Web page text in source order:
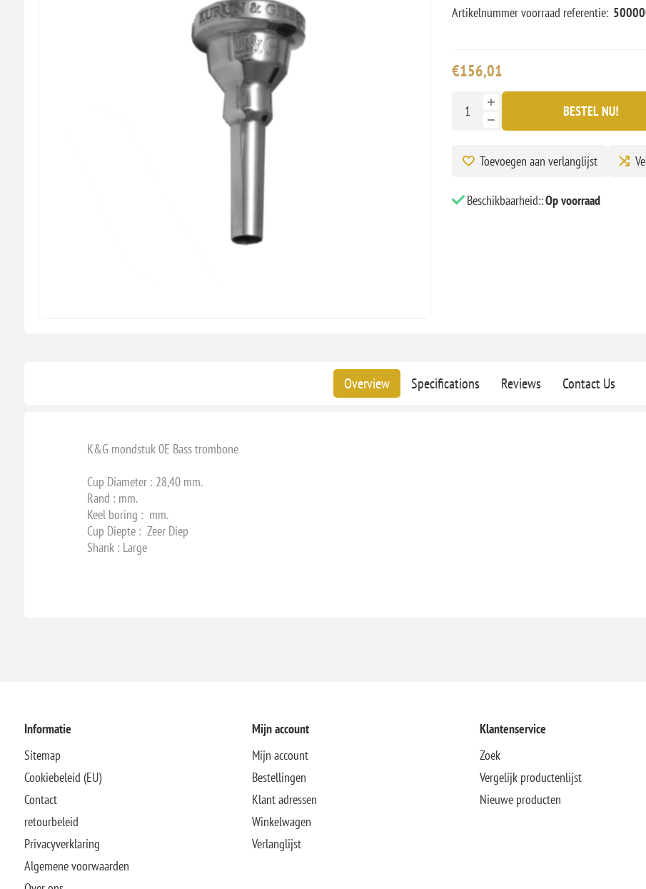
Artikelnummer voorraad referentie:
€156,01
BESTEL NU!
Toevoegen aan verlanglijst
Beschikbaarheid::Op voorraad
Overview Specifications Reviews Contact Us
K&G mondstuk 0E Bass trombone
Cup Diameter : 28,40 mm.
Rand : mm.
Keel boring : mm.
Cup Diepte : Zeer Diep
Shank : Large
Informatie
Sitemap
Cookiebeleid (EU)
Contact
retourbeleid
Privacyverklaring
Algemene voorwaarden
Mijn account
Mijn account
Bestellingen
Klant adressen
Winkelwagen
Verlanglijst
Klantenservice
Zoek
Vergelijk productenlijst
Nieuwe producten